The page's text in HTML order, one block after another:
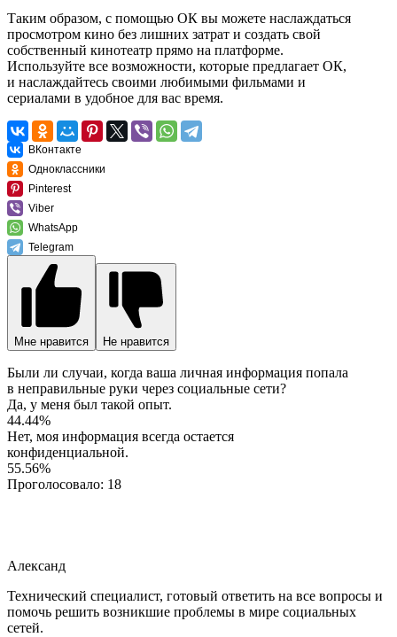
Таким образом, с помощью ОК вы можете наслаждаться
просмотром кино без лишних затрат и создать свой
собственный кинотеатр прямо на платформе.
Используйте все возможности, которые предлагает ОК,
и наслаждайтесь своими любимыми фильмами и
сериалами в удобное для вас время.
ВКонтакте
Одноклассники
Pinterest
Viber
WhatsApp
Telegram
Мне нравится Не нравится
Были ли случаи, когда ваша личная информация попала
в неправильные руки через социальные сети?
Да, у меня был такой опыт.
44.44%
Нет, моя информация всегда остается
конфиденциальной.
55.56%
Проголосовало: 18
Александ
Технический специалист, готовый ответить на все вопросы и
помочь решить возникшие проблемы в мире социальных
сетей.